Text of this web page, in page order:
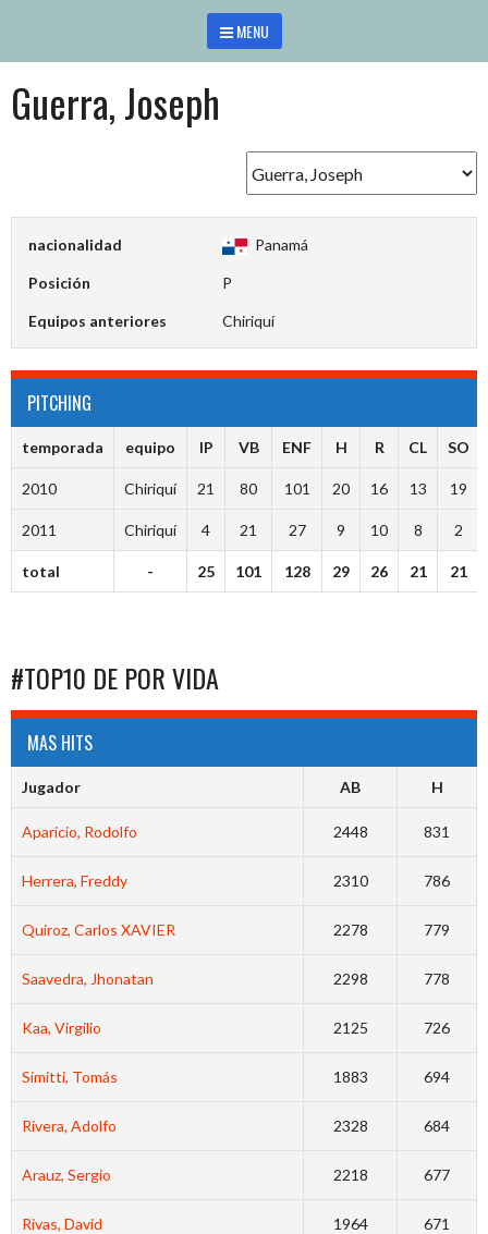
contenido
MENU
Guerra, Joseph
nacionalidad Panamá
Posición P
Equipos anteriores Chiriquí
PITCHING
temporada equipo IP VB ENF H R CL SO
2010 Chiriquí 21 80 101 20 16 13 19
2011 Chiriquí 4 21 27 9 10 8 2
total - 25 101 128 29 26 21 21
#TOP10 DE POR VIDA
MAS HITS
Jugador AB H
Aparicio, Rodolfo 2448 831
Herrera, Freddy 2310 786
Quiroz, Carlos XAVIER 2278 779
Saavedra, Jhonatan 2298 778
Kaa, Virgilio 2125 726
Simitti, Tomás 1883 694
Rivera, Adolfo 2328 684
Arauz, Sergio 2218 677
Rivas, David 1964 671